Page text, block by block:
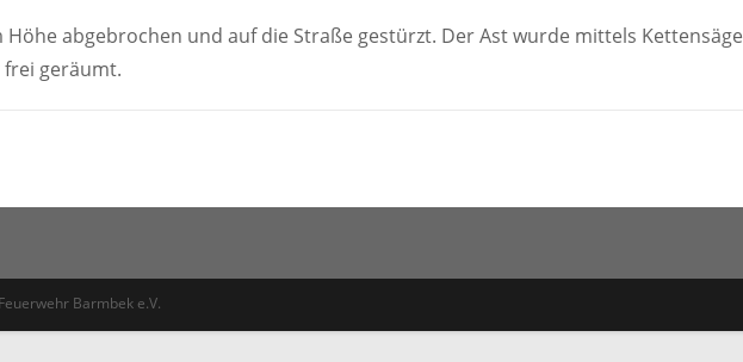
Höhe abgebrochen und auf die Straße gestürzt. Der Ast wurde mittels Kettensäge
geräumt.
Barmbek e.V.